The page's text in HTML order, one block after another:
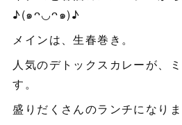
♪(๑ᴖ◡ᴖ๑)♪
メインは、生春巻き。
人気のデトックスカレーが、
す。
盛りだくさんのランチになりま